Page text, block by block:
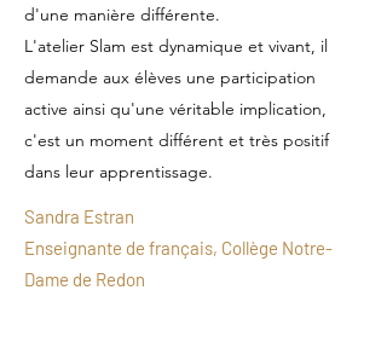
d'une manière différente.
L'atelier Slam est dynamique et vivant, il
demande aux élèves une participation
active ainsi qu'une véritable implication,
c'est un moment différent et très positif
dans leur apprentissage.
Sandra Estran
Enseignante de français, Collège Notre-
Dame de Redon